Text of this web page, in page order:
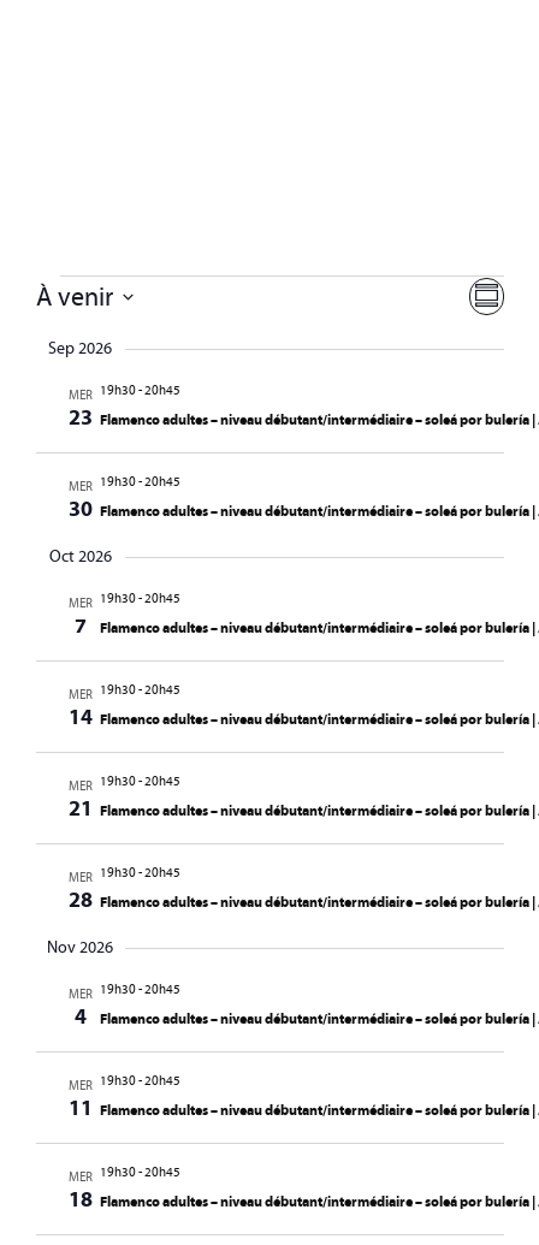
par
À venir
laSep 2026
MER
23
19h30-20h45
Flamenco adultes – niveau débutant/intermédiaire – soleá por bulería
MER
30
19h30-20h45
Flamenco adultes – niveau débutant/intermédiaire – soleá por bulería
Oct 2026
MER
7
19h30-20h45
Flamenco adultes – niveau débutant/intermédiaire – soleá por bulería
MER
14
19h30-20h45
Flamenco adultes – niveau débutant/intermédiaire – soleá por bulería
MER
21
19h30-20h45
Flamenco adultes – niveau débutant/intermédiaire – soleá por bulería
MER
28
19h30-20h45
Flamenco adultes – niveau débutant/intermédiaire – soleá por bulería
Nov 2026
MER
4
19h30-20h45
Flamenco adultes – niveau débutant/intermédiaire – soleá por bulería
MER
11
19h30-20h45
Flamenco adultes – niveau débutant/intermédiaire – soleá por bulería
MER
18
19h30-20h45
Flamenco adultes – niveau débutant/intermédiaire – soleá por bulería